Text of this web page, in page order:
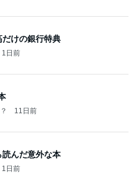
けの銀行特典
1日前
11日前
んだ意外な本
1日前